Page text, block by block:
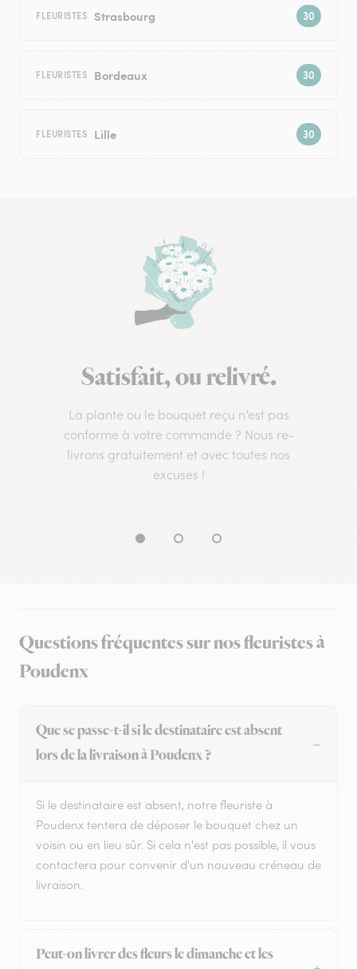
FLEURISTES Strasbourg
FLEURISTES Bordeaux
FLEURISTES Lille
Satisfait, ou relivré.
La plante ou le bouquet reçu n’est pas
conforme à votre commande ? Nous re-
livrons gratuitement et avec toutes nos
excuses !
Questions fréquentes sur nos fleuristes à
Poudenx
Que se passe-t-il si le destinataire est absent
lors de la livraison à Poudenx ?
Si le destinataire est absent, notre fleuriste à
Poudenx tentera de déposer le bouquet chez un
voisin ou en lieu sûr. Si cela n'est pas possible, il vous
contactera pour convenir d'un nouveau créneau de
livraison.
Peut-on livrer des fleurs le dimanche et les